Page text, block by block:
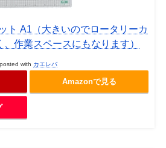
ト A1（大きいのでロータリーカ
作業スペースにもなります）
posted with カエレバ
Amazonで見る